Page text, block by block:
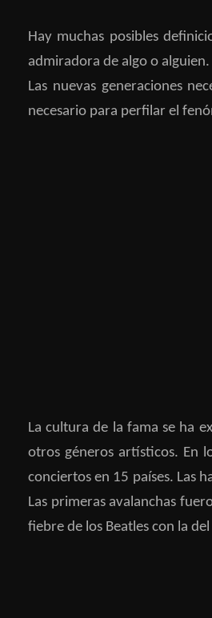
Hay muchas posibles
admiradora de algo o alguien.
Las nuevas generaciones
necesario para perfilar el
La cultura de la fama se ha
otros géneros artísticos. En
conciertos en 15 países. Las
Las primeras avalanchas
fiebre de los Beatles con la